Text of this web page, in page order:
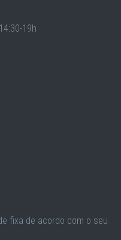
19h
fixa de acordo com o seu